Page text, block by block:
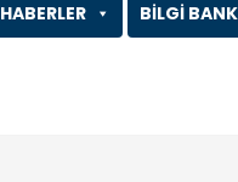
HABERLER
BİLGİ